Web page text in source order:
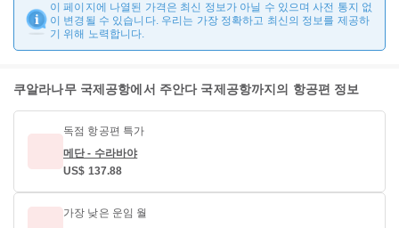
이 페이지에 나열된 가격은 최신 정보가 아닐 수 있으며 사전 통지 없
이 변경될 수 있습니다. 우리는 가장 정확하고 최신의 정보를 제공하
기 위해 노력합니다.
쿠알라나무 국제공항에서 주안다 국제공항까지의 항공편 정보
독점 항공편 특가
메단 - 수라바야
US$ 137.88
가장 낮은 운임 월